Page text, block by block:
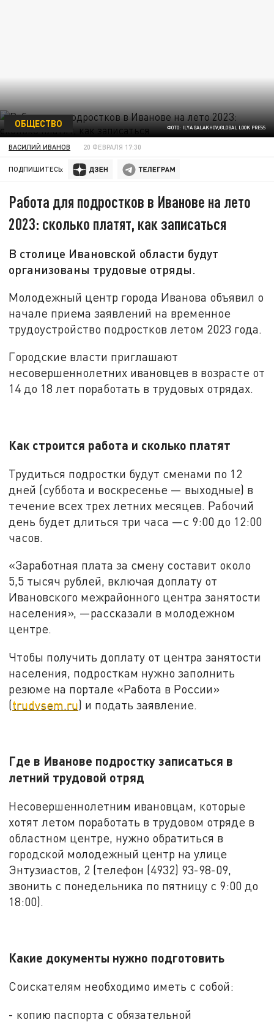
ФОТО: ILYA GALAKHOV/GLOBAL LOOK PRESS
ОБЩЕСТВО
ВАСИЛИЙ ИВАНОВ 20 ФЕВРАЛЯ 17:30
ПОДПИШИТЕСЬ:
Работа для подростков в Иванове на лето
2023: сколько платят, как записаться
В столице Ивановской области будут
организованы трудовые отряды.
Молодежный центр города Иванова объявил о
начале приема заявлений на временное
трудоустройство подростков летом 2023 года.
Городские власти приглашают
несовершеннолетних ивановцев в возрасте от
14 до 18 лет поработать в трудовых отрядах.
Как строится работа и сколько платят
Трудиться подростки будут сменами по 12
дней (суббота и воскресенье — выходные) в
течение всех трех летних месяцев. Рабочий
день будет длиться три часа —с 9:00 до 12:00
часов.
«Заработная плата за смену составит около
5,5 тысяч рублей, включая доплату от
Ивановского межрайонного центра занятости
населения», —рассказали в молодежном
центре.
Чтобы получить доплату от центра занятости
населения, подросткам нужно заполнить
резюме на портале «Работа в России»
(trudvsem.ru) и подать заявление.
Где в Иванове подростку записаться в
летний трудовой отряд
Несовершеннолетним ивановцам, которые
хотят летом поработать в трудовом отряде в
областном центре, нужно обратиться в
городской молодежный центр на улице
Энтузиаcтов, 2 (телефон (4932) 93-98-09,
звонить с понедельника по пятницу с 9:00 до
18:00).
Какие документы нужно подготовить
Соискателям необходимо иметь с собой:
- копию паспорта с обязательной